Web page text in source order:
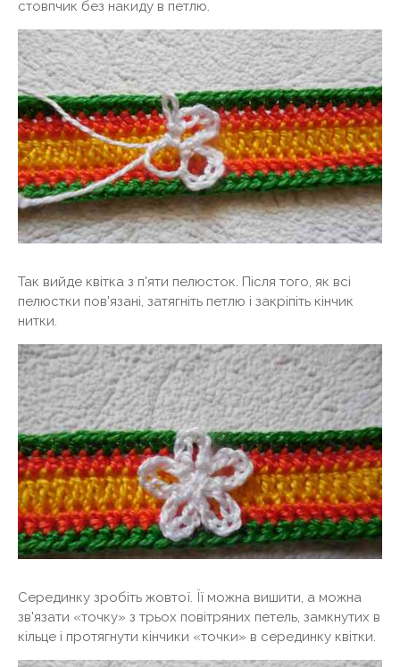
стовпчик без накиду в петлю.
Так вийде квітка з п'яти пелюсток. Після того, як всі
пелюстки пов'язані, затягніть петлю і закріпіть кінчик
нитки.
Серединку зробіть жовтої. Її можна вишити, а можна
зв'язати «точку» з трьох повітряних петель, замкнутих в
кільце і протягнути кінчики «точки» в серединку квітки.